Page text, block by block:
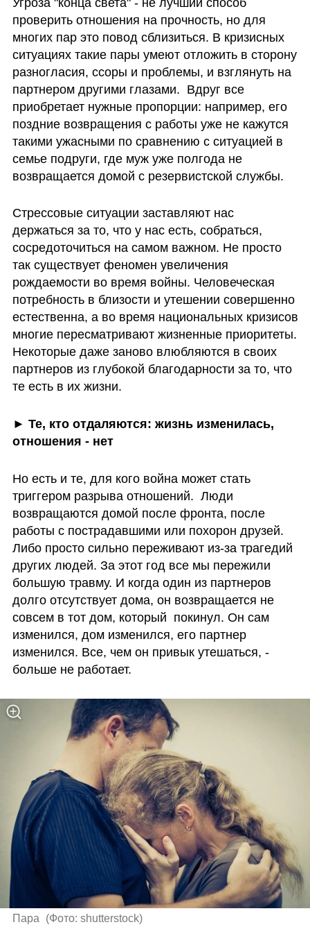
проверить отношения на прочность, но для
многих пар это повод сблизиться. В кризисных
ситуациях такие пары умеют отложить в сторону
разногласия, ссоры и проблемы, и взглянуть на
партнером другими глазами.  Вдруг все
приобретает нужные пропорции: например, его
поздние возвращения с работы уже не кажутся
такими ужасными по сравнению с ситуацией в
семье подруги, где муж уже полгода не
возвращается домой с резервистской службы.
Стрессовые ситуации заставляют нас
держаться за то, что у нас есть, собраться,
сосредоточиться на самом важном. Не просто
так существует феномен увеличения
рождаемости во время войны. Человеческая
потребность в близости и утешении совершенно
естественна, а во время национальных кризисов
многие пересматривают жизненные приоритеты.
Некоторые даже заново влюбляются в своих
партнеров из глубокой благодарности за то, что
те есть в их жизни.
► Те, кто отдаляются: жизнь изменилась,
отношения - нет
Но есть и те, для кого война может стать
триггером разрыва отношений.  Люди
возвращаются домой после фронта, после
работы с пострадавшими или похорон друзей.
Либо просто сильно переживают из-за трагедий
других людей. За этот год все мы пережили
большую травму. И когда один из партнеров
долго отсутствует дома, он возвращается не
совсем в тот дом, который  покинул. Он сам
изменился, дом изменился, его партнер
изменился. Все, чем он привык утешаться, -
больше не работает.
Пара (Фото: shutterstock)